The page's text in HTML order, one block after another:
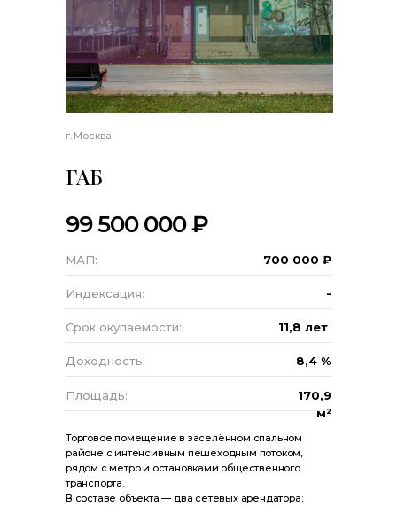
8,4 %
Доходность:
11,8 лет
Срок окупаемости:
-
Индексация:
ГАБ
170,9
м²
Площадь:
г. Москва
МАП: 700 000 ₽
Торговое помещение в заселённом спальном
районе с интенсивным пешеходным потоком,
рядом с метро и остановками общественного
транспорта.
В составе объекта — два сетевых арендатора:
99 500 000 ₽